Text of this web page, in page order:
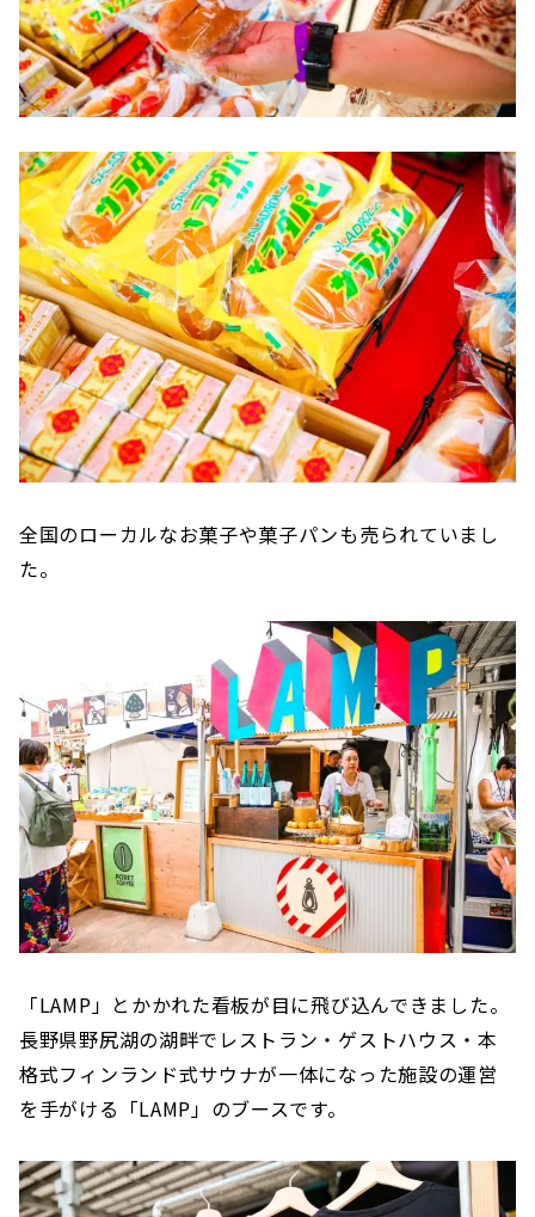
全国のローカルなお菓子や菓子パンも売られていまし
た。
「LAMP」とかかれた看板が目に飛び込んできました。
長野県野尻湖の湖畔でレストラン・ゲストハウス・本
格式フィンランド式サウナが一体になった施設の運営
を手がける「LAMP」のブースです。